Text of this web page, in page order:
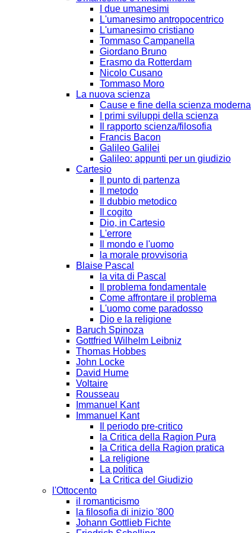
I due umanesimi
L'umanesimo antropocentrico
L'umanesimo cristiano
Tommaso Campanella
Giordano Bruno
Erasmo da Rotterdam
Nicolo Cusano
Tommaso Moro
La nuova scienza
Cause e fine della scienza moderna
I primi sviluppi della scienza
Il rapporto scienza/filosofia
Francis Bacon
Galileo Galilei
Galileo: appunti per un giudizio
Cartesio
Il punto di partenza
Il metodo
Il dubbio metodico
Il cogito
Dio, in Cartesio
L'errore
Il mondo e l'uomo
la morale provvisoria
Blaise Pascal
la vita di Pascal
Il problema fondamentale
Come affrontare il problema
L'uomo come paradosso
Dio e la religione
Baruch Spinoza
Gottfried Wilhelm Leibniz
Thomas Hobbes
John Locke
David Hume
Voltaire
Rousseau
Immanuel Kant
Immanuel Kant
Il periodo pre-critico
la Critica della Ragion Pura
la Critica della Ragion pratica
La religione
La politica
La Critica del Giudizio
l'Ottocento
il romanticismo
la filosofia di inizio '800
Johann Gottlieb Fichte